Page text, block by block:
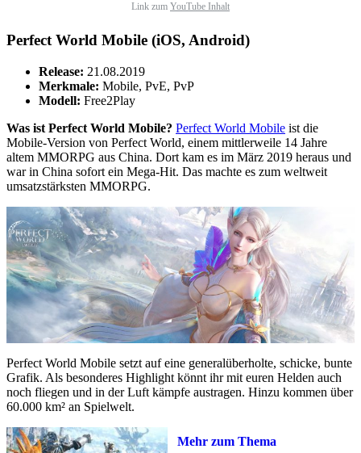
Link zum YouTube Inhalt
Perfect World Mobile (iOS, Android)
Release: 21.08.2019
Merkmale: Mobile, PvE, PvP
Modell: Free2Play
Was ist Perfect World Mobile? Perfect World Mobile ist die
Mobile-Version von Perfect World, einem mittlerweile 14 Jahre
altem MMORPG aus China. Dort kam es im März 2019 heraus und
war in China sofort ein Mega-Hit. Das machte es zum weltweit
umsatzstärksten MMORPG.
Perfect World Mobile setzt auf eine generalüberholte, schicke, bunte
Grafik. Als besonderes Highlight könnt ihr mit euren Helden auch
noch fliegen und in der Luft kämpfe austragen. Hinzu kommen über
60.000 km² an Spielwelt.
Mehr zum Thema